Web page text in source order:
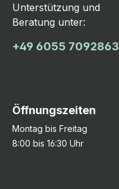
Unterstützung und
Beratung unter:
+49 6055 7092863
Öffnungszeiten
Montag bis Freitag
8:00 bis 16:30 Uhr